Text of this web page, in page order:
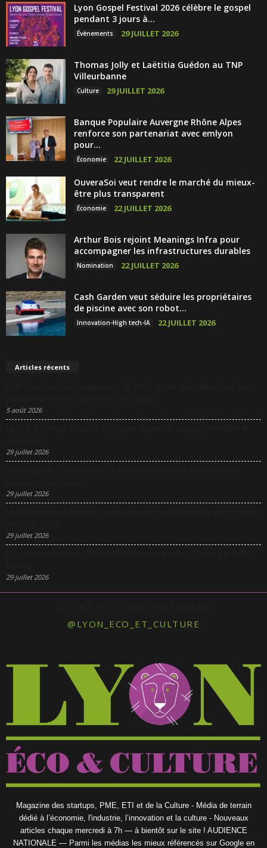
Lyon Gospel Festival 2026 célèbre le gospel
pendant 3 jours à...
Évènements 29 JUILLET 2026
Thomas Jolly et Laëtitia Guédon au TNP
Villeurbanne
Culture 29 JUILLET 2026
Banque Populaire Auvergne Rhône Alpes
renforce son partenariat avec emlyon
pour...
Économie 22 JUILLET 2026
OuveraSoi veut rendre le marché du mieux-
être plus transparent
Économie 22 JUILLET 2026
Arthur Bois rejoint Meanings Infra pour
accompagner les infrastructures durables
Nomination 22 JUILLET 2026
Cash Garden veut séduire les propriétaires
de piscine avec son robot...
Innovation-High tech-IA 22 JUILLET 2026
Articles récents
5 août 2026
29 juillet 2026
29 juillet 2026
29 juillet 2026
29 juillet 2026
@LYON_ECO_ET_CULTURE
Magazine des startups, PME, ETI et de la Culture - Média de terrain
dédié à l’économie, l'industrie, l’innovation et la culture - Nouveaux
articles chaque mercredi à 7h — à bientôt sur le site ! AUDIENCE
NATIONALE — Parmi les médias les mieux référencés sur Google en